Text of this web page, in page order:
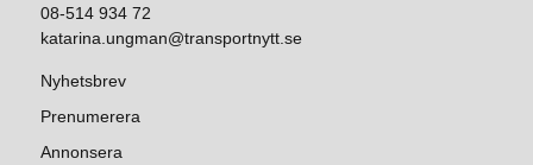
08-514 934 72
katarina.ungman@transportnytt.se
Nyhetsbrev
Prenumerera
Annonsera